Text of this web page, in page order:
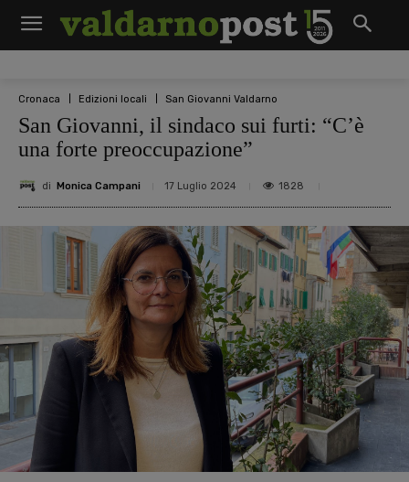
Cronaca Edizioni locali San Giovanni Valdarno
San Giovanni, il sindaco sui furti: “C’è
una forte preoccupazione”
di Monica Campani 17 Luglio 2024 1828